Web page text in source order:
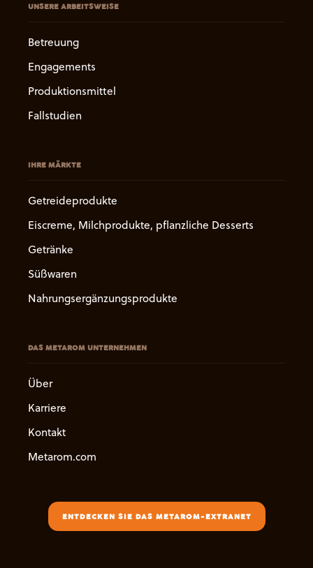
UNSERE ARBEITSWEISE
Betreuung
Engagements
Produktionsmittel
Fallstudien
IHRE MÄRKTE
Getreideprodukte
Eiscreme, Milchprodukte, pflanzliche Desserts
Getränke
Süßwaren
Nahrungsergänzungsprodukte
DAS METAROM UNTERNEHMEN
Über
Karriere
Kontakt
Metarom.com
ENTDECKEN SIE DAS METAROM-EXTRANET